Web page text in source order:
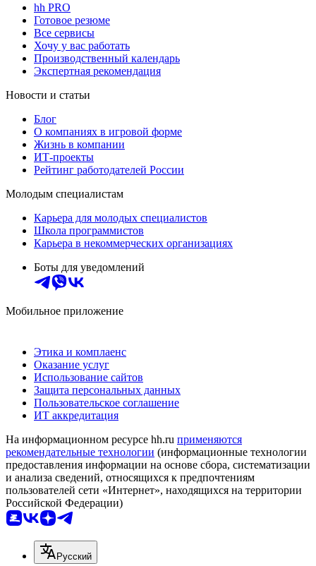
hh PRO
Готовое резюме
Все сервисы
Хочу у вас работать
Производственный календарь
Экспертная рекомендация
Новости и статьи
Блог
О компаниях в игровой форме
Жизнь в компании
ИТ-проекты
Рейтинг работодателей России
Молодым специалистам
Карьера для молодых специалистов
Школа программистов
Карьера в некоммерческих организациях
Боты для уведомлений
Мобильное приложение
Этика и комплаенс
Оказание услуг
Использование сайтов
Защита персональных данных
Пользовательское соглашение
ИТ аккредитация
На информационном ресурсе hh.ru применяются
рекомендательные технологии (информационные технологии
предоставления информации на основе сбора, систематизации
и анализа сведений, относящихся к предпочтениям
пользователей сети «Интернет», находящихся на территории
Российской Федерации)
Русский